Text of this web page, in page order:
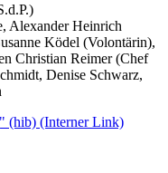
Alexander Heinrich
Ködel (Volontärin),
Christian Reimer (Chef
Denise Schwarz,
(hib) (Interner Link)